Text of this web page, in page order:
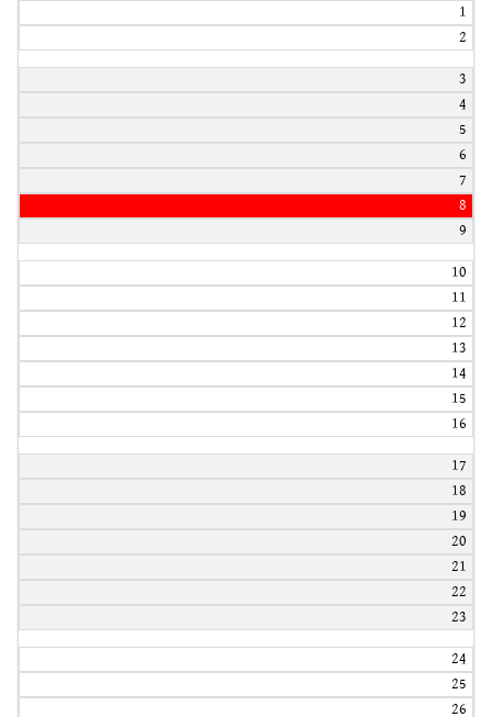
1
2
3
4
5
6
7
8
9
10
11
12
13
14
15
16
17
18
19
20
21
22
23
24
25
26